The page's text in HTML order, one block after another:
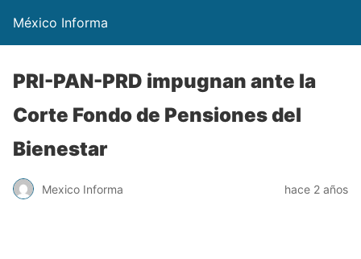
México Informa
PRI-PAN-PRD impugnan ante la
Corte Fondo de Pensiones del
Bienestar
Mexico Informa hace 2 años